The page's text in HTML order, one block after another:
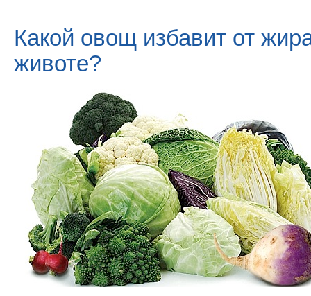
Какой овощ избавит от
животе?